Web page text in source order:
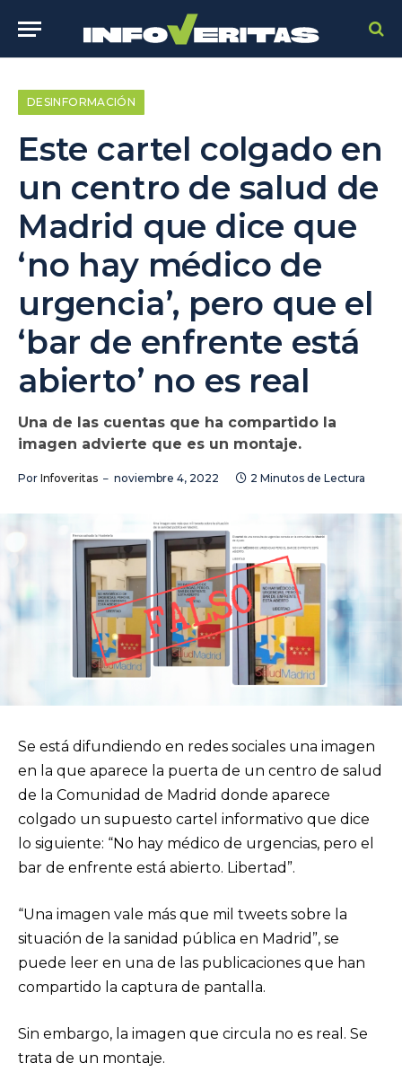
DESINFORMACIÓN
Este cartel colgado en
un centro de salud de
Madrid que dice que
‘no hay médico de
urgencia’, pero que el
‘bar de enfrente está
abierto’ no es real
Una de las cuentas que ha compartido la
imagen advierte que es un montaje.
Por Infoveritas noviembre 4, 2022 2 Minutos de Lectura
Se está difundiendo en redes sociales una imagen
en la que aparece la puerta de un centro de salud
de la Comunidad de Madrid donde aparece
colgado un supuesto cartel informativo que dice
lo siguiente: “No hay médico de urgencias, pero el
bar de enfrente está abierto. Libertad”.
“Una imagen vale más que mil tweets sobre la
situación de la sanidad pública en Madrid”, se
puede leer en una de las publicaciones que han
compartido la captura de pantalla.
Sin embargo, la imagen que circula no es real. Se
trata de un montaje.